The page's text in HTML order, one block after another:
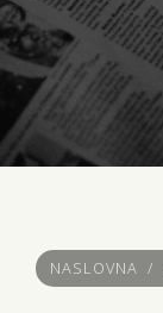
NASLOVNA /